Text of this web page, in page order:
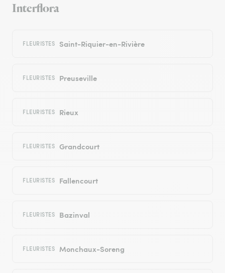
Interflora
FLEURISTES Saint-Riquier-en-Rivière
FLEURISTES Preuseville
FLEURISTES Rieux
FLEURISTES Grandcourt
FLEURISTES Fallencourt
FLEURISTES Bazinval
FLEURISTES Monchaux-Soreng